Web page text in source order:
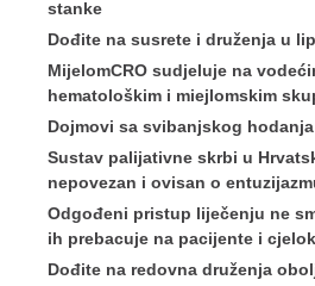
stanke
Dođite na susrete i druženja u
MijelomCRO sudjeluje na
hematološkim i miejlomskim
Dojmovi sa svibanjskog
Sustav palijativne skrbi u
nepovezan i ovisan o
Odgođeni pristup liječenju ne
ih prebacuje na pacijente i
Dođite na redovna druženja